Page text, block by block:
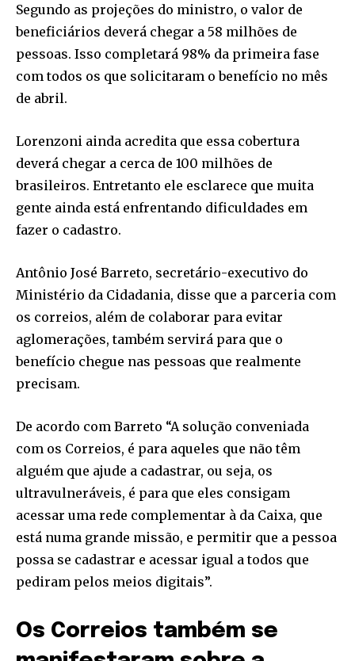
Join our community of
SUBSCRIBERS and be part of the
conversation.
To subscribe, simply enter your email address on our website
or click the subscribe button below. Don't worry, we respect
safe with us.
I've read and accept the
[td_block_social_counter style=”style7 td-social-boxed”
manual_count_instagram=”32111″ instagram=”#” twitch=”#”
manual_count_twitch=”11243″ tiktok=”#”
manual_count_tiktok=”32214″ f_network_font_family=”tt-
primary-font_global” f_counters_font_family=”tt-primary-
Segundo as projeções do ministro, o valor de
beneficiários deverá chegar a 58 milhões de
pessoas. Isso completará 98% da primeira fase
com todos os que solicitaram o benefício no mês
de abril.
Lorenzoni ainda acredita que essa cobertura
deverá chegar a cerca de 100 milhões de
brasileiros. Entretanto ele esclarece que muita
gente ainda está enfrentando dificuldades em
fazer o cadastro.
Antônio José Barreto, secretário-executivo do
Ministério da Cidadania, disse que a parceria com
os correios, além de colaborar para evitar
aglomerações, também servirá para que o
benefício chegue nas pessoas que realmente
precisam.
De acordo com Barreto “A solução conveniada
com os Correios, é para aqueles que não têm
alguém que ajude a cadastrar, ou seja, os
ultravulneráveis, é para que eles consigam
acessar uma rede complementar à da Caixa, que
está numa grande missão, e permitir que a pessoa
possa se cadastrar e acessar igual a todos que
pediram pelos meios digitais”.
Os Correios também se